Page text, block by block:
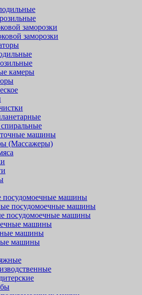
заморозки
заморозки
камеры
машины
(Массажеры)
посудомоечные машины
посудомоечные машины
посудомоечные машины
машины
машины
машины